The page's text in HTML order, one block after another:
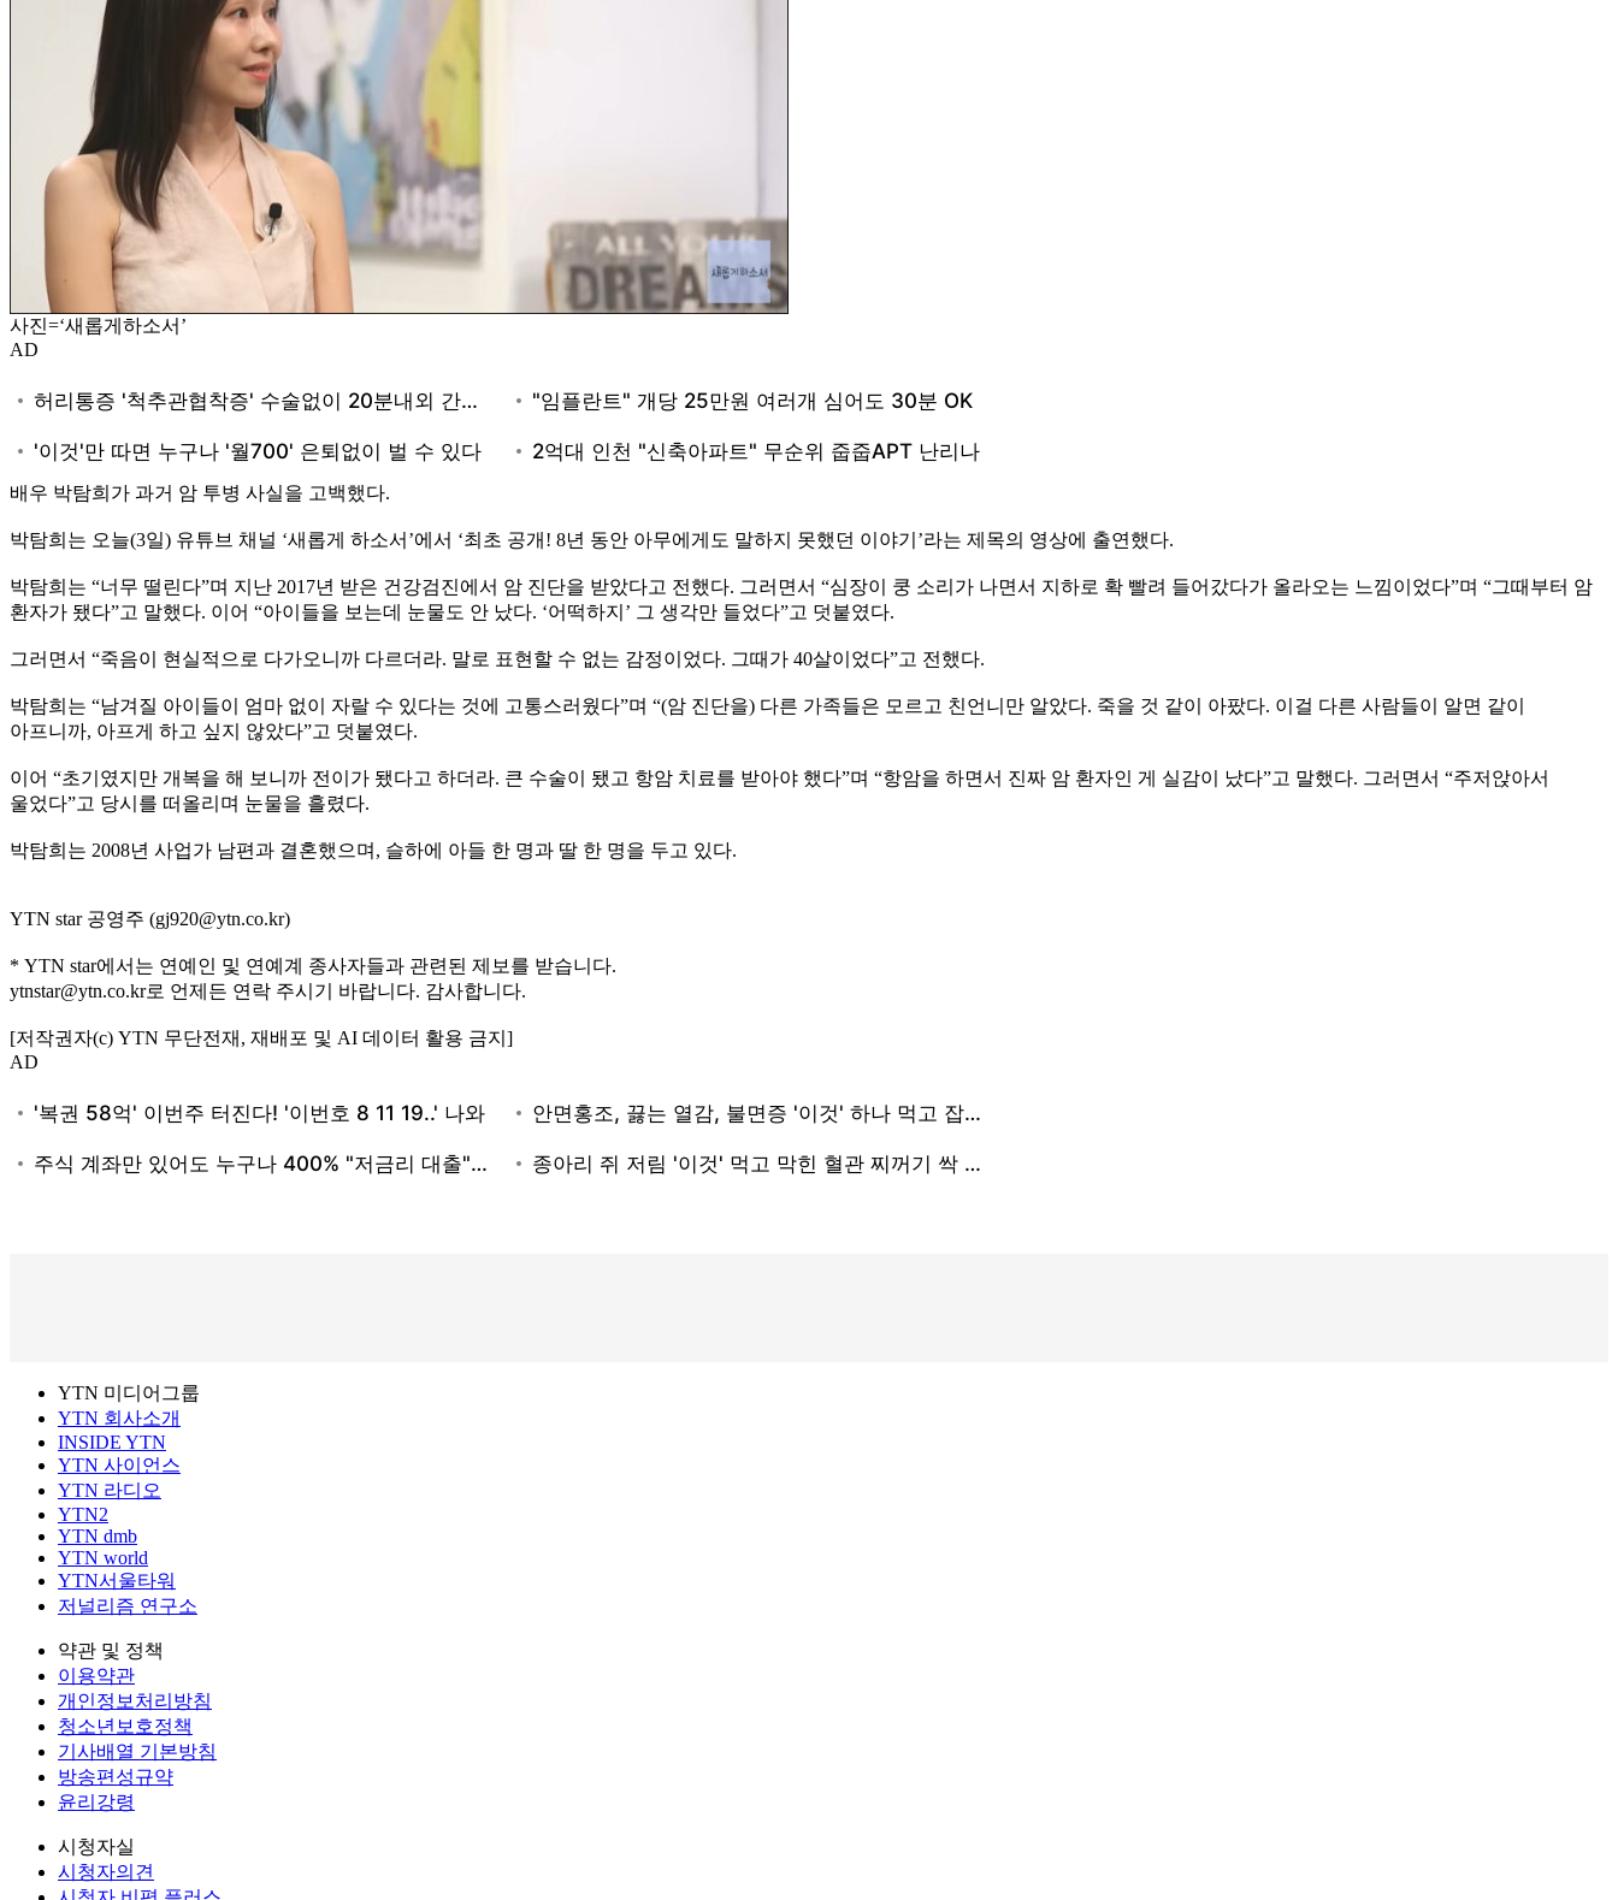
사진=‘새롭게하소서’
AD
배우 박탐희가 과거 암 투병 사실을 고백했다.
박탐희는 오늘(3일) 유튜브 채널 ‘새롭게 하소서’에서 ‘최초 공개! 8년 동안 아무에게도 말하지 못했던 이야기’라는 제목의 영상에 출연했다.
박탐희는 “너무 떨린다”며 지난 2017년 받은 건강검진에서 암 진단을 받았다고 전했다. 그러면서 “심장이 쿵 소리가 나면서 지하로 확 빨려 들어갔다가 올라오는 느낌이었다”며 “그때부터 암
환자가 됐다”고 말했다. 이어 “아이들을 보는데 눈물도 안 났다. ‘어떡하지’ 그 생각만 들었다”고 덧붙였다.
그러면서 “죽음이 현실적으로 다가오니까 다르더라. 말로 표현할 수 없는 감정이었다. 그때가 40살이었다”고 전했다.
박탐희는 “남겨질 아이들이 엄마 없이 자랄 수 있다는 것에 고통스러웠다”며 “(암 진단을) 다른 가족들은 모르고 친언니만 알았다. 죽을 것 같이 아팠다. 이걸 다른 사람들이 알면 같이
아프니까, 아프게 하고 싶지 않았다”고 덧붙였다.
이어 “초기였지만 개복을 해 보니까 전이가 됐다고 하더라. 큰 수술이 됐고 항암 치료를 받아야 했다”며 “항암을 하면서 진짜 암 환자인 게 실감이 났다”고 말했다. 그러면서 “주저앉아서
울었다”고 당시를 떠올리며 눈물을 흘렸다.
박탐희는 2008년 사업가 남편과 결혼했으며, 슬하에 아들 한 명과 딸 한 명을 두고 있다.
YTN star 공영주 (gj920@ytn.co.kr)
* YTN star에서는 연예인 및 연예계 종사자들과 관련된 제보를 받습니다.
ytnstar@ytn.co.kr로 언제든 연락 주시기 바랍니다. 감사합니다.
[저작권자(c) YTN 무단전재, 재배포 및 AI 데이터 활용 금지]
AD
YTN 미디어그룹
YTN 회사소개
INSIDE YTN
YTN 사이언스
YTN 라디오
YTN2
YTN dmb
YTN world
YTN서울타워
저널리즘 연구소
약관 및 정책
이용약관
개인정보처리방침
청소년보호정책
기사배열 기본방침
방송편성규약
윤리강령
시청자실
시청자의견